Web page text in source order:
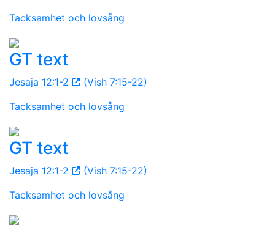
Tacksamhet och lovsång
GT text
Jesaja 12:1-2
(Vish 7:15-22)
Tacksamhet och lovsång
GT text
Jesaja 12:1-2
(Vish 7:15-22)
Tacksamhet och lovsång